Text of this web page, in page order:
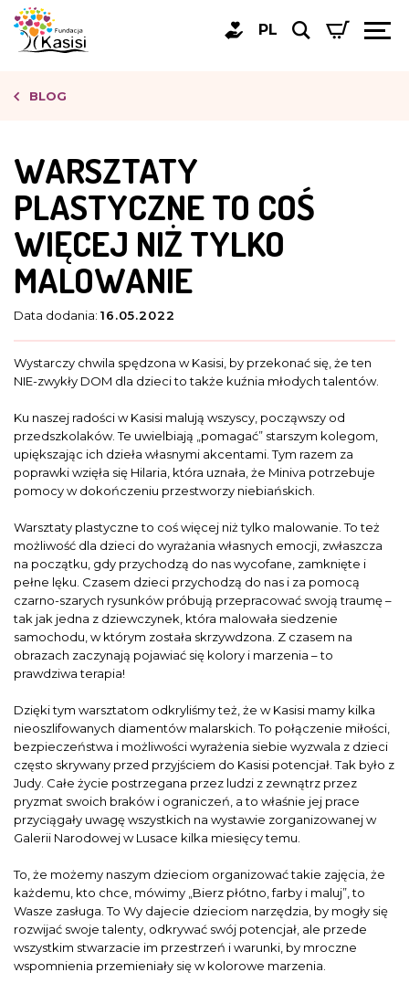
PL
BLOG
WARSZTATY
PLASTYCZNE TO COŚ
WIĘCEJ NIŻ TYLKO
MALOWANIE
Data dodania: 16.05.2022
Wystarczy chwila spędzona w Kasisi, by przekonać się, że ten
NIE-zwykły DOM dla dzieci to także kuźnia młodych talentów.
Ku naszej radości w Kasisi malują wszyscy, począwszy od
przedszkolaków. Te uwielbiają „pomagać” starszym kolegom,
upiększając ich dzieła własnymi akcentami. Tym razem za
poprawki wzięła się Hilaria, która uznała, że Miniva potrzebuje
pomocy w dokończeniu przestworzy niebiańskich.
Warsztaty plastyczne to coś więcej niż tylko malowanie. To też
możliwość dla dzieci do wyrażania własnych emocji, zwłaszcza
na początku, gdy przychodzą do nas wycofane, zamknięte i
pełne lęku. Czasem dzieci przychodzą do nas i za pomocą
czarno-szarych rysunków próbują przepracować swoją traumę –
tak jak jedna z dziewczynek, która malowała siedzenie
samochodu, w którym została skrzywdzona. Z czasem na
obrazach zaczynają pojawiać się kolory i marzenia – to
prawdziwa terapia!
Dzięki tym warsztatom odkryliśmy też, że w Kasisi mamy kilka
nieoszlifowanych diamentów malarskich. To połączenie miłości,
bezpieczeństwa i możliwości wyrażenia siebie wyzwala z dzieci
często skrywany przed przyjściem do Kasisi potencjał. Tak było z
Judy. Całe życie postrzegana przez ludzi z zewnątrz przez
pryzmat swoich braków i ograniczeń, a to właśnie jej prace
przyciągały uwagę wszystkich na wystawie zorganizowanej w
Galerii Narodowej w Lusace kilka miesięcy temu.
To, że możemy naszym dzieciom organizować takie zajęcia, że
każdemu, kto chce, mówimy „Bierz płótno, farby i maluj”, to
Wasze zasługa. To Wy dajecie dzieciom narzędzia, by mogły się
rozwijać swoje talenty, odkrywać swój potencjał, ale przede
wszystkim stwarzacie im przestrzeń i warunki, by mroczne
wspomnienia przemieniały się w kolorowe marzenia.